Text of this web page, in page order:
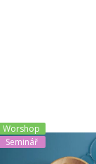
Worshop
Seminář